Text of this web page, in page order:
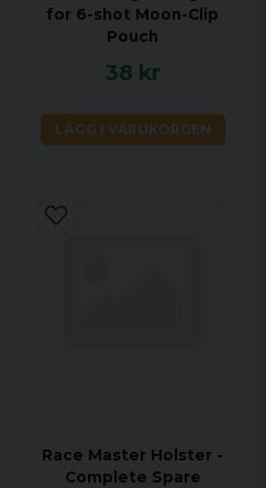
for 6-shot Moon-Clip
Pouch
38 kr
LÄGG I VARUKORGEN
Race Master Holster -
Complete Spare